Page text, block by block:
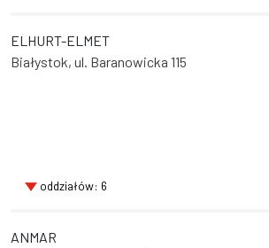
ELHURT-ELMET
Białystok, ul. Baranowicka 115
oddziałów: 6
ANMAR